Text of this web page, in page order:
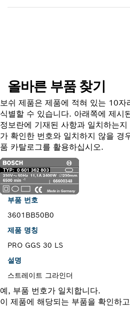
올바른 부품 찾기
보쉬 제품은 제품에 적혀 있는 10자
식별할 수 있습니다. 아래쪽에 제시
정보란에 기재된 사항과 일치하는
가 확인한 번호와 일치하지 않을 경
품 카탈로그를 활용하십시오.
부품 번호
3601BB50B0
제품 명칭
PRO GGS 30 LS
설명
스트레이트 그라인더
예, 부품 번호가 일치합니다.
이 제품에 해당되는 부품을 확인하